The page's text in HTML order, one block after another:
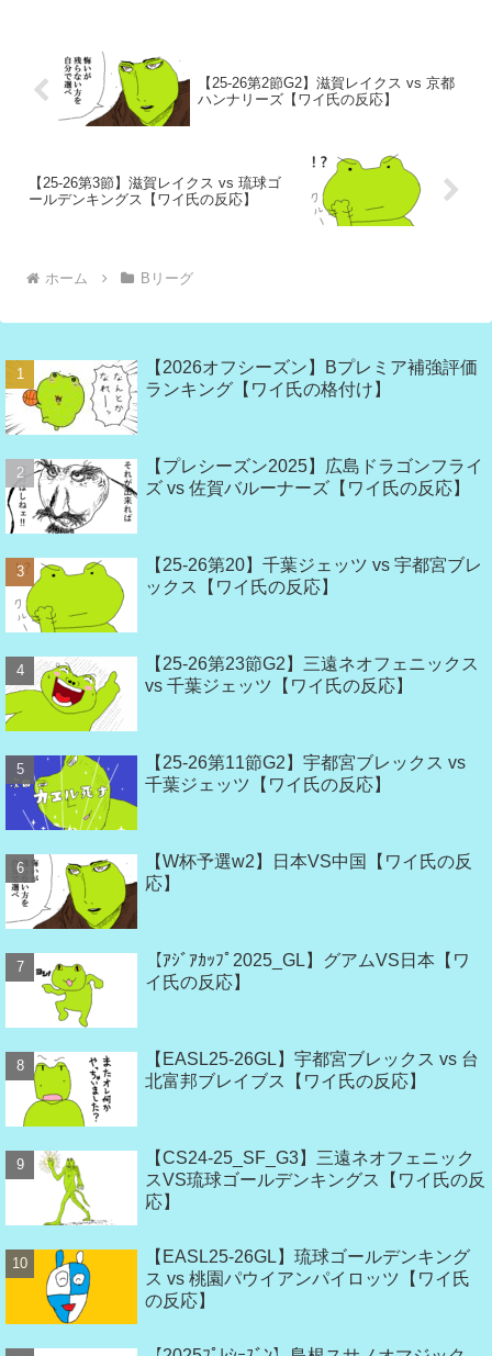
【25-26第2節G2】滋賀レイクス vs 京都
ハンナリーズ【ワイ氏の反応】
【25-26第3節】滋賀レイクス vs 琉球ゴ
ールデンキングス【ワイ氏の反応】
ホーム Bリーグ
【2026オフシーズン】Bプレミア補強評価
ランキング【ワイ氏の格付け】
【プレシーズン2025】広島ドラゴンフライ
ズ vs 佐賀バルーナーズ【ワイ氏の反応】
【25-26第20】千葉ジェッツ vs 宇都宮ブレ
ックス【ワイ氏の反応】
【25-26第23節G2】三遠ネオフェニックス
vs 千葉ジェッツ【ワイ氏の反応】
【25-26第11節G2】宇都宮ブレックス vs
千葉ジェッツ【ワイ氏の反応】
【W杯予選w2】日本VS中国【ワイ氏の反
応】
【ｱｼﾞｱｶｯﾌﾟ2025_GL】グアムVS日本【ワ
イ氏の反応】
【EASL25-26GL】宇都宮ブレックス vs 台
北富邦ブレイブス【ワイ氏の反応】
【CS24-25_SF_G3】三遠ネオフェニック
スVS琉球ゴールデンキングス【ワイ氏の反
応】
【EASL25-26GL】琉球ゴールデンキング
ス vs 桃園パウイアンパイロッツ【ワイ氏
の反応】